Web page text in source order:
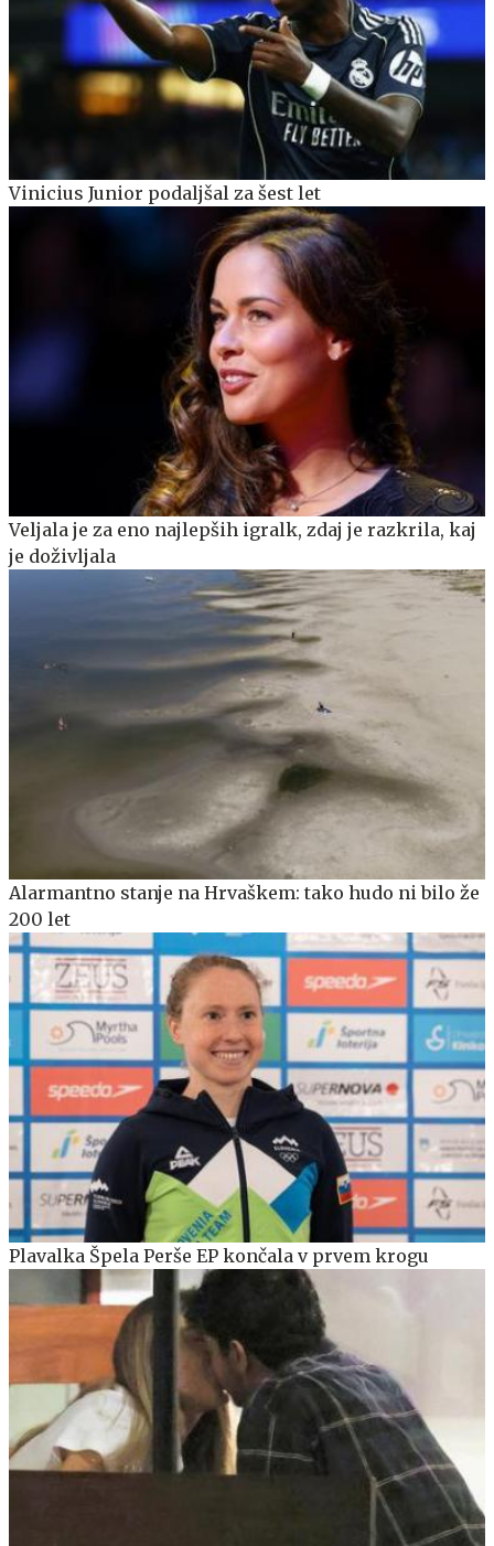
Vinicius Junior podaljšal za šest let
Veljala je za eno najlepših igralk, zdaj je razkrila, kaj
je doživljala
Alarmantno stanje na Hrvaškem: tako hudo ni bilo že
200 let
Plavalka Špela Perše EP končala v prvem krogu